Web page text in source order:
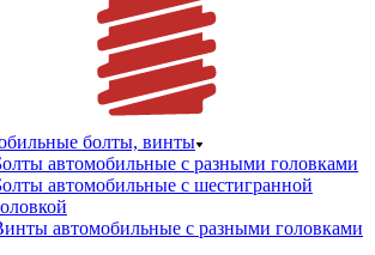
болты, винты
автомобильные с разными головками
автомобильные с шестигранной
автомобильные с разными головками